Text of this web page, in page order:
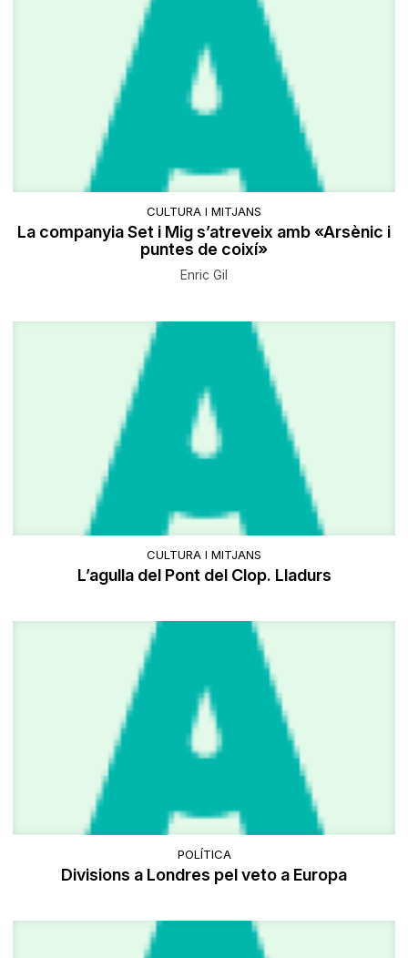
CULTURA I MITJANS
La companyia Set i Mig s’atreveix amb «Arsènic i
puntes de coixí»
Enric Gil
CULTURA I MITJANS
L’agulla del Pont del Clop. Lladurs
POLÍTICA
Divisions a Londres pel veto a Europa